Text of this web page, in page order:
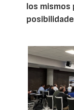
los mismos